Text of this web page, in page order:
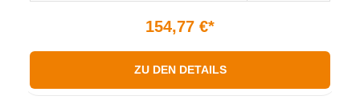
154,77 €*
ZU DEN DETAILS